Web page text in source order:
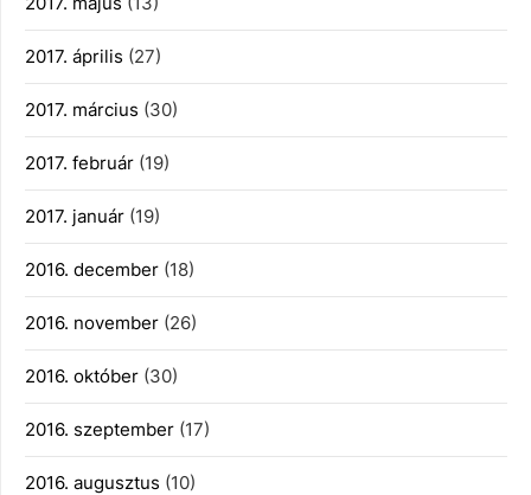
2017. április (27)
2017. március (30)
2017. február (19)
2017. január (19)
2016. december (18)
2016. november (26)
2016. október (30)
2016. szeptember (17)
2016. augusztus (10)